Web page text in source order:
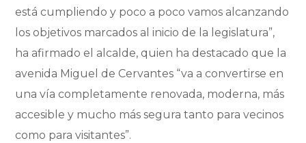
está cumpliendo y poco a poco vamos alcanzando
los objetivos marcados al inicio de la legislatura”,
ha afirmado el alcalde, quien ha destacado que la
avenida Miguel de Cervantes “va a convertirse en
una vía completamente renovada, moderna, más
accesible y mucho más segura tanto para vecinos
como para visitantes”.